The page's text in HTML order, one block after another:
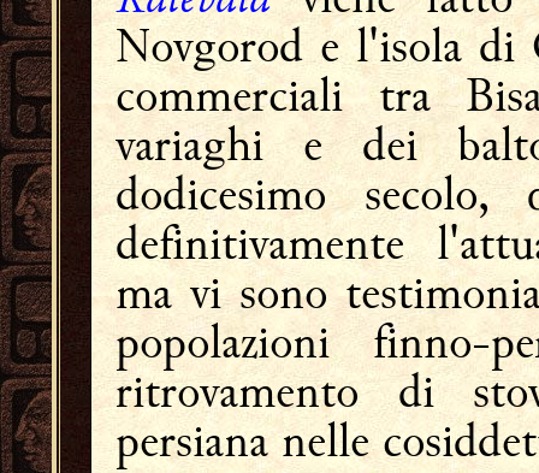
Novgorod e l'isola di
commerciali tra
variaghi e dei
dodicesimo secolo,
definitivamente
ma vi sono
popolazioni finno-
ritrovamento di
persiana nelle